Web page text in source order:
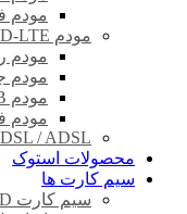
مودم
مودم TD-LTE
مودم
مودم
مودم USB (دانگل – دینگل)
مودم
/ ADSL
محصولات استوک
سیم کارت ها
سیم کارت TD